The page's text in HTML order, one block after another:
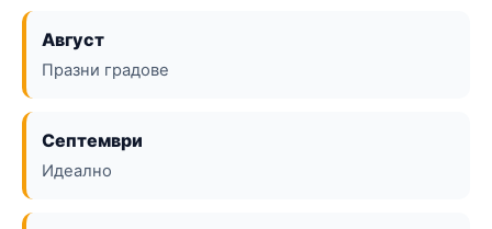
Август
Празни градове
Септември
Идеално